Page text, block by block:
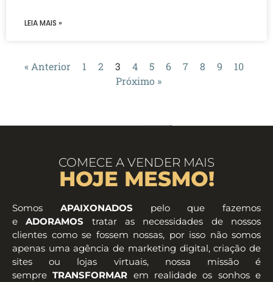
LEIA MAIS »
« Anterior 1 2 3 4 5 6 7 8 9
10
Próximo »
COMECE A VENDER MAIS
HOJE MESMO!
Somos APAIXONADOS pelo que fazemos
eADORAMOS tratar as necessidades de nossos
clientes como se fossem nossas, por isso não somos
apenas uma agência de marketing digital, criação de
sites ou lojas virtuais, nossa missão é
sempreTRANSFORMAR em realidade os sonhos e